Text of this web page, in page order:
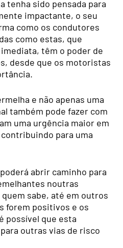
tenha sido pensada para
impactante, o seu
como os condutores
como estas, que
têm o poder de
desde que os motoristas
e não apenas uma
também pode fazer com
uma urgência maior em
para uma
abrir caminho para
noutras
sabe, até em outros
forem positivos e os
possível que esta
outras vias de risco